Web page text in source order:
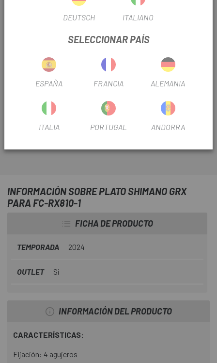
Todos los recambios y componentes que necesites los
tienes enEscapa.
Plato Shimano GRX para FC-RX810-1
esta
desarrollado para ser compatible con el juego de bielas
INFORMACIÓN SOBRE PLATO SHIMANO GRX
PARA FC-RX810-1
FICHA DE PRODUCTO
TEMPORADA 2024
OUTLET Si
INFORMACIÓN DEL PRODUCTO
CARACTERÍSTICAS:
Fijación: 4 agujeros
DEUTSCH ITALIANO
SELECCIONAR PAÍS
ESPAÑA FRANCIA ALEMANIA
ITALIA PORTUGAL ANDORRA